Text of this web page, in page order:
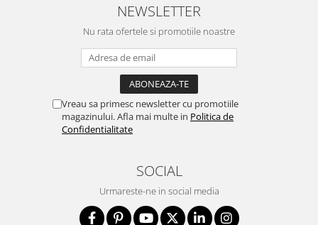
NEWSLETTER
Nu rata ofertele si promotiile noastre
Vreau sa primesc newsletter cu promotiile
magazinului. Afla mai multe in Politica de
Confidentialitate
SOCIAL
Urmareste-ne in social media